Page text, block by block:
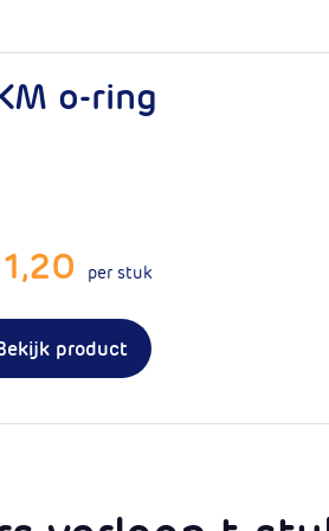
o-ring
per stuk
product